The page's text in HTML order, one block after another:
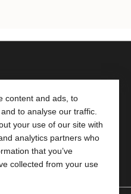
content and ads, to
to analyse our traffic.
your use of our site with
analytics partners who
that you’ve
collected from your use